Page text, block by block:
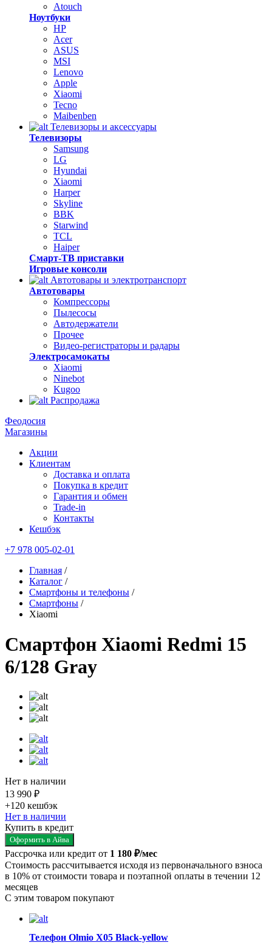
Atouch
Ноутбуки
HP
Acer
ASUS
MSI
Lenovo
Apple
Xiaomi
Tecno
Maibenben
Телевизоры и аксессуары
Телевизоры
Samsung
LG
Hyundai
Xiaomi
Harper
Skyline
BBK
Starwind
TCL
Haiper
Смарт-ТВ приставки
Игровые консоли
Автотовары и электротранспорт
Автотовары
Компрессоры
Пылесосы
Автодержатели
Прочее
Видео-регистраторы и радары
Электросамокаты
Xiaomi
Ninebot
Kugoo
Распродажа
Феодосия
Магазины
Акции
Клиентам
Доставка и оплата
Покупка в кредит
Гарантия и обмен
Trade-in
Контакты
Кешбэк
+7 978 005-02-01
Главная /
Каталог /
Смартфоны и телефоны /
Смартфоны /
Xiaomi
Смартфон Xiaomi Redmi 15
6/128 Gray
Нет в наличии
13 990 ₽
+120 кешбэк
Нет в наличии
Купить в кредит
Оформить в Айва
Рассрочка или кредит от 1 180 ₽/мес
Стоимость рассчитывается исходя из первоначального взноса
в 10% от стоимости товара и поэтапной оплаты в течении 12
месяцев
С этим товаром покупают
Телефон Olmio X05 Black-yellow